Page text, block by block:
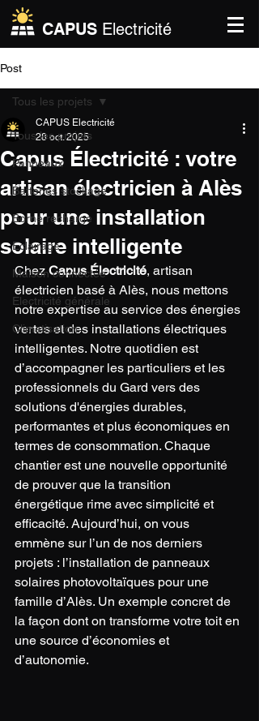
CAPUS Electricité
Post
Tous les projets
Panneaux
Batteries stockage
Borne recharge
Eclairage
Maison connectée
Electricité générale
Climatisation
Tous les projets
Capus Électricité : votre
artisan électricien à Alès
pour une installation
solaire intelligente
CAPUS Electricité
28 oct. 2025
Chez Capus Électricité, artisan
électricien basé à Alès, nous mettons
notre expertise au service des énergies
vertes et des installations électriques
intelligentes. Notre quotidien est
d’accompagner les particuliers et les
professionnels du Gard vers des
solutions d'énergies durables,
performantes et plus économiques en
termes de consommation. Chaque
chantier est une nouvelle opportunité
de prouver que la transition
énergétique rime avec simplicité et
efficacité. Aujourd’hui, on vous
emmène sur l’un de nos derniers
projets : l’installation de panneaux
solaires photovoltaïques pour une
famille d’Alès. Un exemple concret de
la façon dont on transforme votre toit en
une source d’économies et
d’autonomie.